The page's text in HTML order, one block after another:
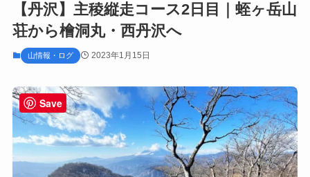
【丹沢】主稜縦走コース2日目｜蛭ヶ岳山
荘から檜洞丸・西丹沢へ
山情報・ログ 2023年1月15日
Save